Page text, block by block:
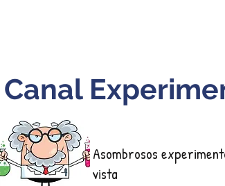
Canal
Asombrosos
vista